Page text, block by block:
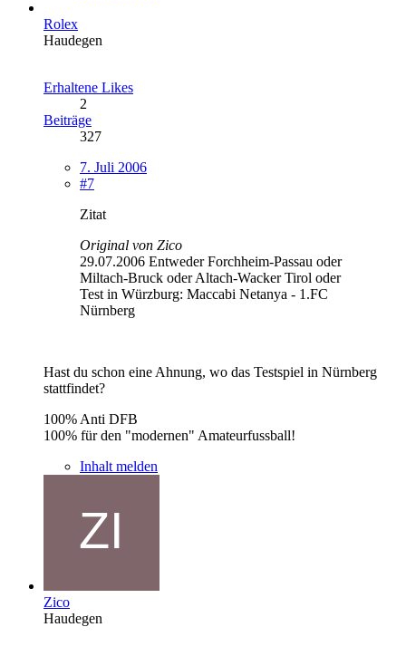
Rolex
Haudegen
Erhaltene Likes
2
Beiträge
327
7. Juli 2006
#7
Zitat
Original von Zico
29.07.2006 Entweder Forchheim-Passau oder
Miltach-Bruck oder Altach-Wacker Tirol oder
Test in Würzburg: Maccabi Netanya - 1.FC
Nürnberg
Hast du schon eine Ahnung, wo das Testspiel in Nürnberg
stattfindet?
100% Anti DFB
100% für den "modernen" Amateurfussball!
Inhalt melden
Zico
Haudegen